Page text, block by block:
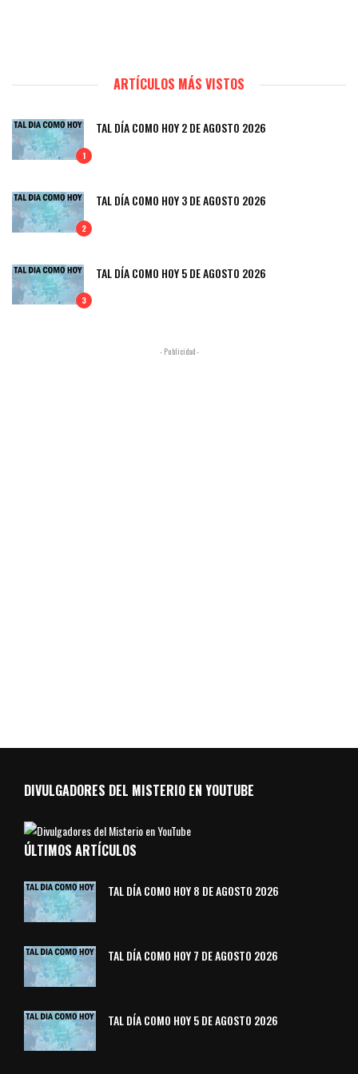
ARTÍCULOS MÁS VISTOS
1
TAL DÍA COMO HOY 2 DE AGOSTO 2026
2
TAL DÍA COMO HOY 3 DE AGOSTO 2026
3
TAL DÍA COMO HOY 5 DE AGOSTO 2026
- Publicidad -
DIVULGADORES DEL MISTERIO EN YOUTUBE
ÚLTIMOS ARTÍCULOS
TAL DÍA COMO HOY 8 DE AGOSTO 2026
TAL DÍA COMO HOY 7 DE AGOSTO 2026
TAL DÍA COMO HOY 5 DE AGOSTO 2026